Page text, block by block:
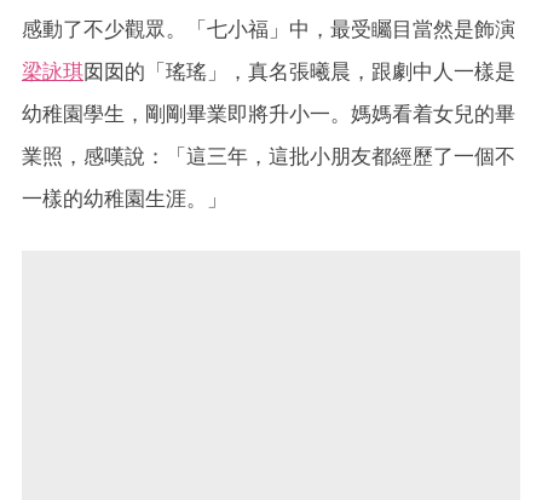
感動了不少觀眾。「七小福」中，最受矚目當然是飾演
梁詠琪囡囡的「瑤瑤」，真名張曦晨，跟劇中人一樣是
幼稚園學生，剛剛畢業即將升小一。媽媽看着女兒的畢
業照，感嘆說：「這三年，這批小朋友都經歷了一個不
一樣的幼稚園生涯。」